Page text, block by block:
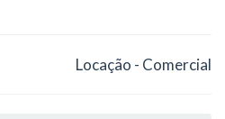
Locação - Comercial